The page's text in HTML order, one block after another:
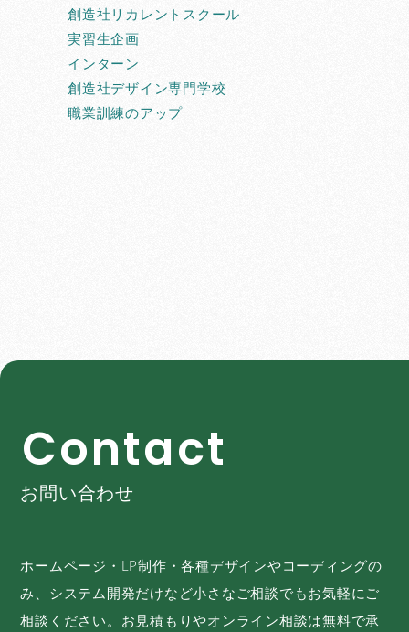
創造社リカレントスクール
実習生企画
インターン
創造社デザイン専門学校
職業訓練のアップ
Contact
お問い合わせ
ホームページ・LP制作・各種デザインやコーディングの
み、システム開発だけなど小さなご相談でもお気軽にご
相談ください。お見積もりやオンライン相談は無料で承